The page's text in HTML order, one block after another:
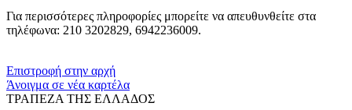
Για περισσότερες πληροφορίες μπορείτε να απευθυνθείτε στα
τηλέφωνα: 210 3202829, 6942236009.
Επιστροφή στην αρχή
Άνοιγμα σε νέα καρτέλα
ΤΡΑΠΕΖΑ ΤΗΣ ΕΛΛΑΔΟΣ